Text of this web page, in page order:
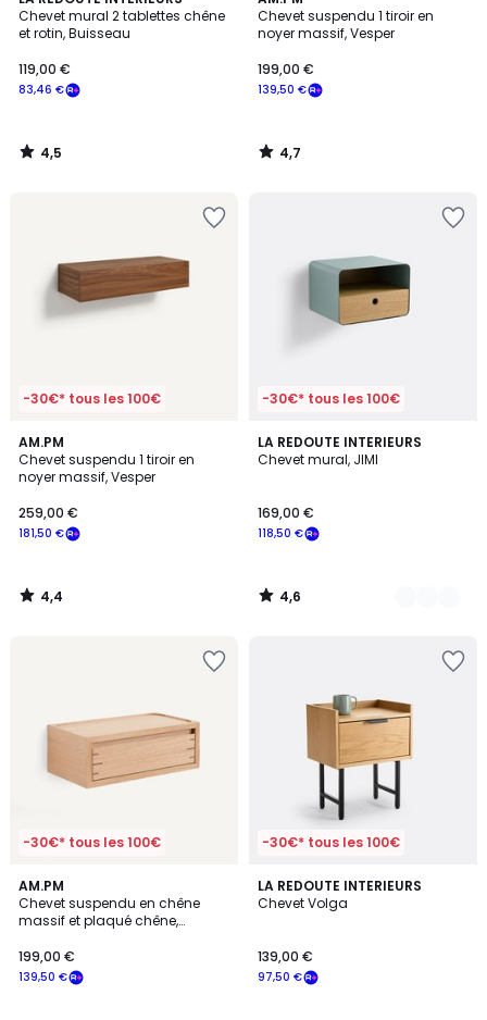
Chevet mural 2 tablettes chêne
et rotin, Buisseau
83,46 €
119,00 €
/ 5
4,5
/
Chevet suspendu 1 tiroir en
noyer massif, Vesper
139,50 €
199,00 €
/ 5
4,7
/
-30€* tous les 100€
AM.PM
Chevet suspendu 1 tiroir en
noyer massif, Vesper
181,50 €
259,00 €
4,4
/ 5
4,4
/
-30€* tous les 100€
LA REDOUTE INTERIEURS
Chevet mural, JIMI
118,50 €
169,00 €
4,6
/ 5
3
Couleurs
4,6
/
-30€* tous les 100€
AM.PM
Chevet suspendu en chêne
massif et plaqué chêne,
139,50 €
199,00 €
-30€* tous les 100€
LA REDOUTE INTERIEURS
Chevet Volga
97,50 €
139,00 €
4,6
/ 5